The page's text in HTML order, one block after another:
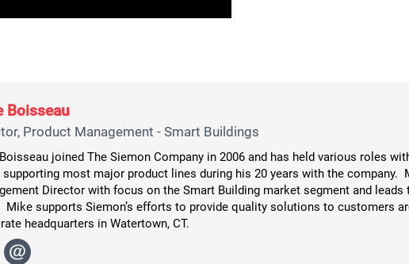
Boisseau
Product Management - Smart Buildings
joined The Siemon Company in 2006 and has held various roles
supporting most major product lines during his 20 years with the company.
Director with focus on the Smart Building market segment and leads
Mike supports Siemon’s efforts to provide quality solutions to customers
headquarters in Watertown, CT.